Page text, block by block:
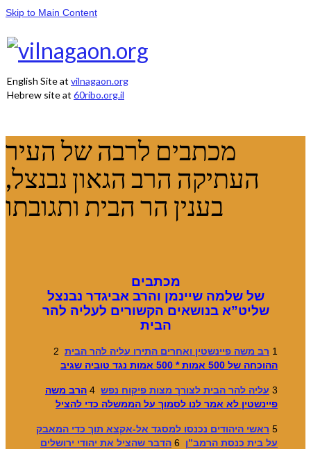
Skip to Main Content
English Site at vilnagaon.org
Hebrew site at 60ribo.org.il
מכתבים לרבה של העיר
העתיקה הרב הגאון נבנצל,
בענין הר הבית ותגובתו
מכתבים
של שלמה שיינמן והרב אביגדר נבנצל
שליט”א בנושאים הקשורים לעליה להר
הבית
1 רב משה פיינשטין ואחרים התירו עליה להר הבית 2
ההוכחה של 500 אמות * 500 אמות נגד טוביה שגיב
3 עליה להר הבית לצורך מצות פיקוח נפש 4 הרב משה
פיינשטין לא אמר לנו לסמוך על הממשלה כדי להציל
5 ראשי היהודים נכנסו למסגד אל-אקצא תוך כדי המאבק
על בית כנסת הרמב”ן
6 הדבר שהציל את יהודי ירושלים